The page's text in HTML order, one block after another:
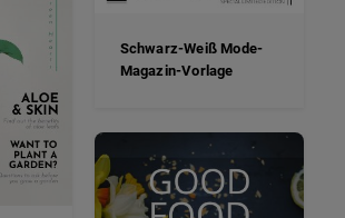
Schwarz-Weiß Mode-
Magazin-Vorlage